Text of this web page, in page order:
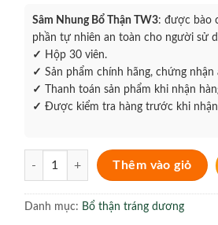
Sâm Nhung Bổ Thận TW3: được bào
phần tự nhiên an toàn cho người sử
✓ Hộp 30 viên.
✓ Sản phẩm chính hãng, chứng
✓
Thanh toán sản phẩm khi nhận
✓ Được kiểm tra hàng trước khi
Sâm Nhung Bổ Thận TW3 hỗ trợ điều
Thêm vào giỏ
Danh mục: Bổ thận tráng dương